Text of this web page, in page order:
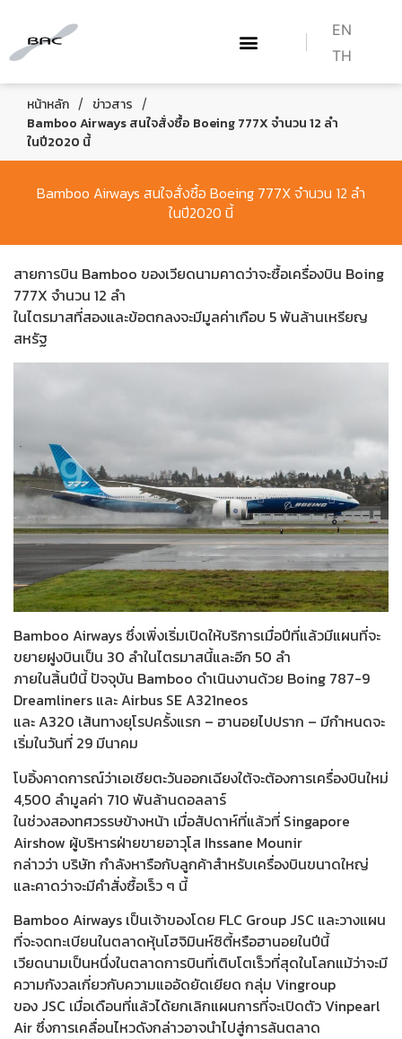
EN
TH
หน้าหลัก / ข่าวสาร /
Bamboo Airways สนใจสั่งซื้อ Boeing 777X จำนวน 12 ลำ
ในปี2020 นี้
Bamboo Airways สนใจสั่งซื้อ Boeing 777X จำนวน 12 ลำ
ในปี2020 นี้
สายการบิน Bamboo ของเวียดนามคาดว่าจะซื้อเครื่องบิน Boing
777X จำนวน 12 ลำ
ในไตรมาสที่สองและข้อตกลงจะมีมูลค่าเกือบ 5 พันล้านเหรียญ
สหรัฐ
Bamboo Airways ซึ่งเพิ่งเริ่มเปิดให้บริการเมื่อปีที่แล้วมีแผนที่จะ
ขยายฝูงบินเป็น 30 ลำในไตรมาสนี้และอีก 50 ลำ
ภายในสิ้นปีนี้ ปัจจุบัน Bamboo ดำเนินงานด้วย Boing 787-9
Dreamliners และ Airbus SE A321neos
และ A320 เส้นทางยุโรปครั้งแรก – ฮานอยไปปราก – มีกำหนดจะ
เริ่มในวันที่ 29 มีนาคม
โบอิ้งคาดการณ์ว่าเอเชียตะวันออกเฉียงใต้จะต้องการเครื่องบินใหม่
4,500 ลำมูลค่า 710 พันล้านดอลลาร์
ในช่วงสองทศวรรษข้างหน้า เมื่อสัปดาห์ที่แล้วที่ Singapore
Airshow ผู้บริหารฝ่ายขายอาวุโส Ihssane Mounir
กล่าวว่า บริษัท กำลังหารือกับลูกค้าสำหรับเครื่องบินขนาดใหญ่
และคาดว่าจะมีคำสั่งซื้อเร็ว ๆ นี้
Bamboo Airways เป็นเจ้าของโดย FLC Group JSC และวางแผน
ที่จะจดทะเบียนในตลาดหุ้นโฮจิมินห์ซิตี้หรือฮานอยในปีนี้
เวียดนามเป็นหนึ่งในตลาดการบินที่เติบโตเร็วที่สุดในโลกแม้ว่าจะมี
ความกังวลเกี่ยวกับความแออัดยัดเยียด กลุ่ม Vingroup
ของ JSC เมื่อเดือนที่แล้วได้ยกเลิกแผนการที่จะเปิดตัว Vinpearl
Air ซึ่งการเคลื่อนไหวดังกล่าวอาจนำไปสู่การล้นตลาด